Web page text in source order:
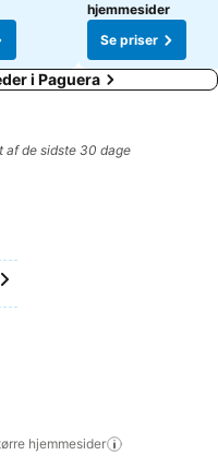
hjemmesider
Se priser
i Paguera
af de sidste 30 dage
hjemmesider